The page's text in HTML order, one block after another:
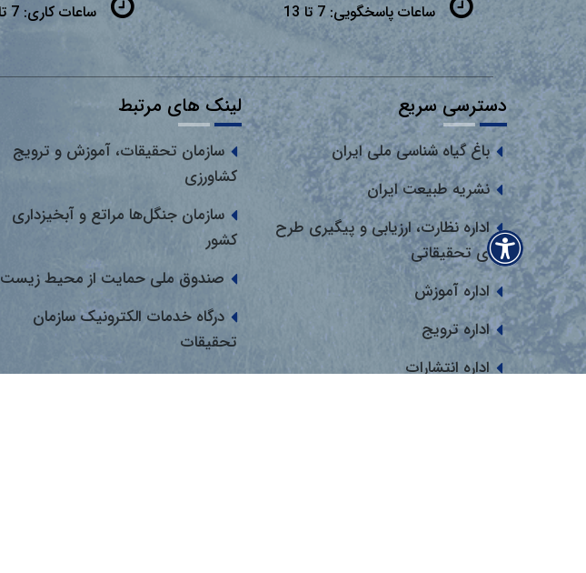
ساعات پاسخگویی: 7 تا 13 ساعات کاری:7 تا 13
دسترسی سریع
باغ گیاه شناسی ملی ایران
نشریه طبیعت ایران
اداره نظارت، ارزیابی و پیگیری طرح
های تحقیقاتی
اداره آموزش
اداره ترویج
اداره انتشارات
لینک های مرتبط
سازمان تحقیقات، آموزش و ترویج
کشاورزی
سازمان جنگل‌ها مراتع و آبخیزداری
کشور
صندوق ملی حمایت از محیط زیست
درگاه خدمات الکترونیک سازمان
تحقیقات
انجمن اعضای هیئت علمی مؤسسه